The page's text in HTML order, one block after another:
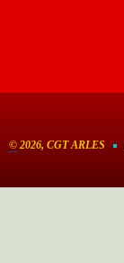
© 2026, CGT ARLES